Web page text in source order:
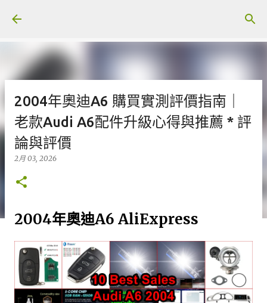
2004年奧迪A6 購買實測評價指南｜
老款Audi A6配件升級心得與推薦 * 評
論與評價
2月 03, 2026
2004年奧迪A6 AliExpress